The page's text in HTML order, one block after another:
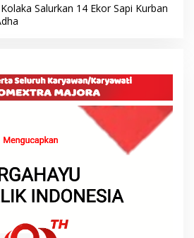
Salurkan 14 Ekor Sapi Kurban